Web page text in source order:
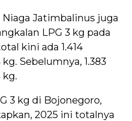
Jatimbalinus juga
LPG 3 kg pada
kini ada 1.414
Sebelumnya, 1.383
kg.
3 kg di Bojonegoro,
2025 ini totalnya